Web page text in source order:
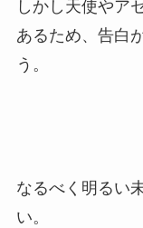
しかし天使やア
あるため、告白
う。
なるべく明るい
い。